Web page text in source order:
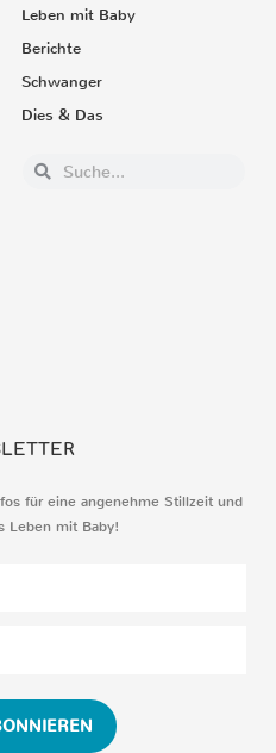
Leben mit Baby
Berichte
Schwanger
Dies & Das
für eine angenehme Stillzeit und
Leben mit Baby!